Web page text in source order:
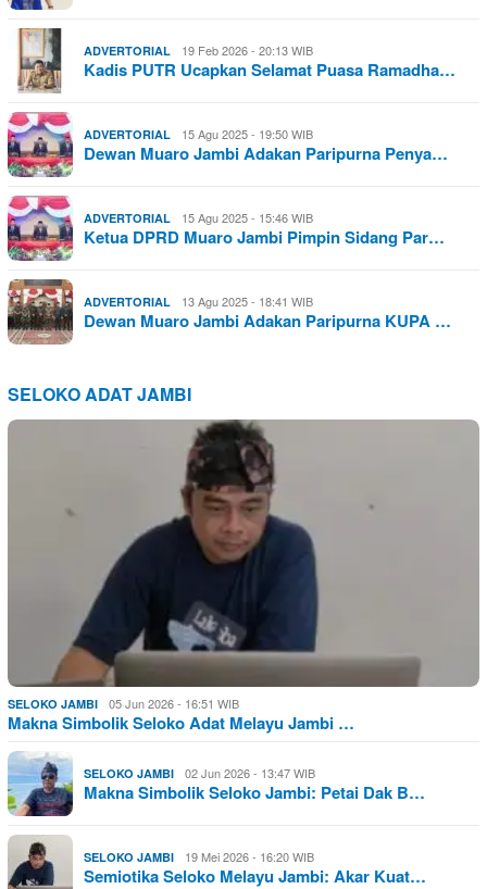
ADVERTORIAL 19 Feb 2026 - 20:13 WIB
Kadis PUTR Ucapkan Selamat Puasa Ramadha…
ADVERTORIAL 15 Agu 2025 - 19:50 WIB
Dewan Muaro Jambi Adakan Paripurna Penya…
ADVERTORIAL 15 Agu 2025 - 15:46 WIB
Ketua DPRD Muaro Jambi Pimpin Sidang Par…
ADVERTORIAL 13 Agu 2025 - 18:41 WIB
Dewan Muaro Jambi Adakan Paripurna KUPA …
SELOKO ADAT JAMBI
SELOKO JAMBI 05 Jun 2026 - 16:51 WIB
Makna Simbolik Seloko Adat Melayu Jambi …
SELOKO JAMBI 02 Jun 2026 - 13:47 WIB
Makna Simbolik Seloko Jambi: Petai Dak B…
SELOKO JAMBI 19 Mei 2026 - 16:20 WIB
Semiotika Seloko Melayu Jambi: Akar Kuat…